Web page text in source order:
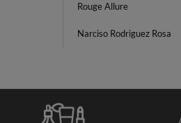
Rouge Allure
Narciso Rodriguez Rosa